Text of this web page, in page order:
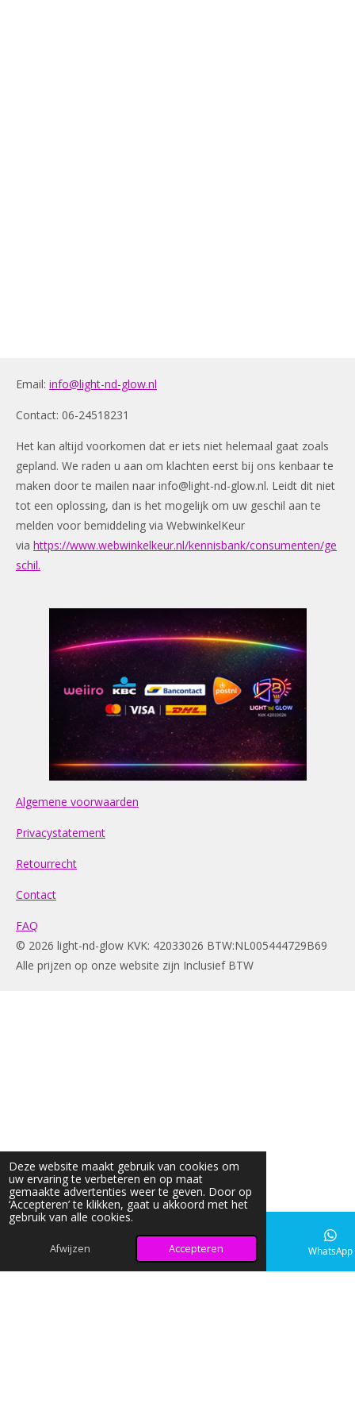
Deze website maakt gebruik van cookies om
uw ervaring te verbeteren en op maat
gemaakte advertenties weer te geven. Door op
‘Accepteren’ te klikken, gaat u akkoord met het
gebruik van alle cookies.
Afwijzen Accepteren
Email: info@light-nd-glow.nl
Contact: 06-24518231
Het kan altijd voorkomen dat er iets niet helemaal gaat zoals
gepland. We raden u aan om klachten eerst bij ons kenbaar te
maken door te mailen naar info@light-nd-glow.nl. Leidt dit niet
tot een oplossing, dan is het mogelijk om uw geschil aan te
melden voor bemiddeling via WebwinkelKeur
via https://www.webwinkelkeur.nl/kennisbank/consumenten/ge
schil.
Algemene voorwaarden
Privacystatement
Retourrecht
Contact
FAQ
© 2026 light-nd-glow KVK: 42033026 BTW:NL005444729B69
Alle prijzen op onze website zijn Inclusief BTW
E-mailadres Instagram WhatsApp